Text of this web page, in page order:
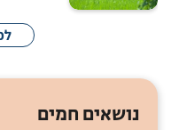
נושאים חמים